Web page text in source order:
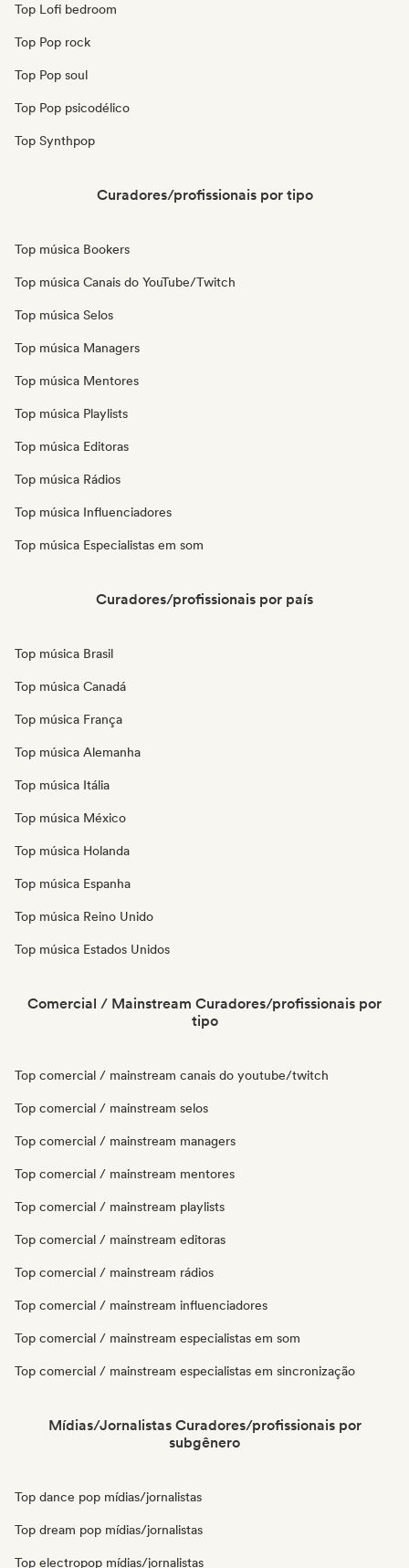
Top Lofi bedroom
Top Pop rock
Top Pop soul
Top Pop psicodélico
Top Synthpop
Curadores/profissionais por tipo
Top música Bookers
Top música Canais do YouTube/Twitch
Top música Selos
Top música Managers
Top música Mentores
Top música Playlists
Top música Editoras
Top música Rádios
Top música Influenciadores
Top música Especialistas em som
Curadores/profissionais por país
Top música Brasil
Top música Canadá
Top música França
Top música Alemanha
Top música Itália
Top música México
Top música Holanda
Top música Espanha
Top música Reino Unido
Top música Estados Unidos
Comercial / Mainstream Curadores/profissionais por
tipo
Top comercial / mainstream canais do youtube/twitch
Top comercial / mainstream selos
Top comercial / mainstream managers
Top comercial / mainstream mentores
Top comercial / mainstream playlists
Top comercial / mainstream editoras
Top comercial / mainstream rádios
Top comercial / mainstream influenciadores
Top comercial / mainstream especialistas em som
Top comercial / mainstream especialistas em sincronização
Mídias/Jornalistas Curadores/profissionais por
subgênero
Top dance pop mídias/jornalistas
Top dream pop mídias/jornalistas
Top electropop mídias/jornalistas